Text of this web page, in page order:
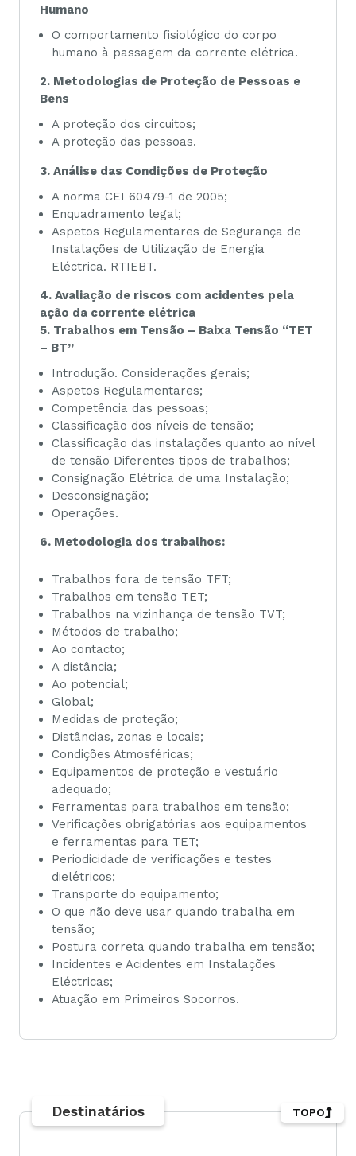
Humano
O comportamento fisiológico do corpo
humano à passagem da corrente elétrica.
2. Metodologias de Proteção de Pessoas e
Bens
A proteção dos circuitos;
A proteção das pessoas.
3. Análise das Condições de Proteção
A norma CEI 60479-1 de 2005;
Enquadramento legal;
Aspetos Regulamentares de Segurança de
Instalações de Utilização de Energia
Eléctrica. RTIEBT.
4. Avaliação de riscos com acidentes pela
ação da corrente elétrica
5. Trabalhos em Tensão – Baixa Tensão “TET
– BT”
Introdução. Considerações gerais;
Aspetos Regulamentares;
Competência das pessoas;
Classificação dos níveis de tensão;
Classificação das instalações quanto ao nível
de tensão Diferentes tipos de trabalhos;
Consignação Elétrica de uma Instalação;
Desconsignação;
Operações.
6. Metodologia dos trabalhos:
Trabalhos fora de tensão TFT;
Trabalhos em tensão TET;
Trabalhos na vizinhança de tensão TVT;
Métodos de trabalho;
Ao contacto;
A distância;
Ao potencial;
Global;
Medidas de proteção;
Distâncias, zonas e locais;
Condições Atmosféricas;
Equipamentos de proteção e vestuário
adequado;
Ferramentas para trabalhos em tensão;
Verificações obrigatórias aos equipamentos
e ferramentas para TET;
Periodicidade de verificações e testes
dielétricos;
Transporte do equipamento;
O que não deve usar quando trabalha em
tensão;
Postura correta quando trabalha em tensão;
Incidentes e Acidentes em Instalações
Eléctricas;
Atuação em Primeiros Socorros.
Destinatários TOPO